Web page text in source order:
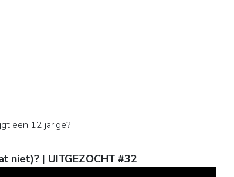
een 12 jarige?
niet)? | UITGEZOCHT #32